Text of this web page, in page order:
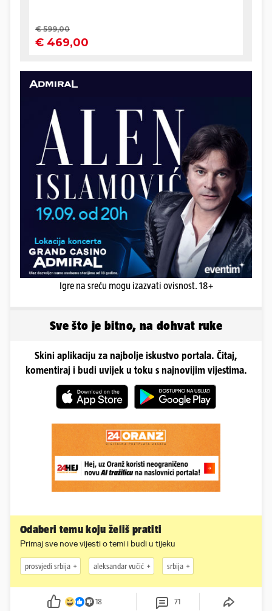
Igre na sreću mogu izazvati ovisnost. 18+
Sve što je bitno, na dohvat ruke
Skini aplikaciju za najbolje iskustvo portala. Čitaj,
komentiraj i budi uvijek u toku s najnovijim vijestima.
Odaberi temu koju želiš pratiti
Primaj sve nove vijesti o temi i budi u tijeku
prosvjedi srbija aleksandar vučić srbija
18 71